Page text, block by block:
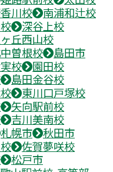
川校
南浦和辻校
深谷上校
丘西山校
曽根校
島田市
校
園田校
島田金谷校
東川口戸塚校
矢向駅前校
吉川美南校
札幌市
秋田市
佐賀夢咲校
松戸市